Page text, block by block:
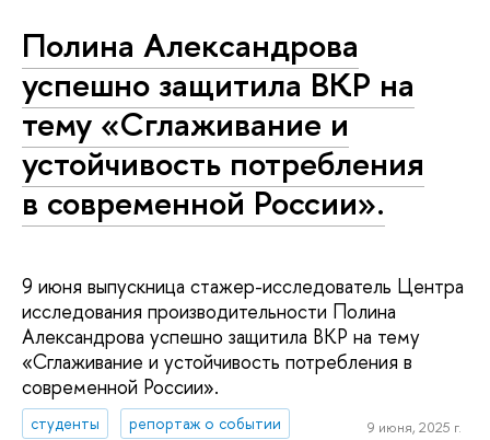
Полина Александрова
успешно защитила ВКР на
тему «Сглаживание и
устойчивость потребления
в современной России».
9 июня выпускница стажер-исследователь Центра
исследования производительности Полина
Александрова успешно защитила ВКР на тему
«Сглаживание и устойчивость потребления в
современной России».
студенты репортаж о событии 9 июня, 2025 г.